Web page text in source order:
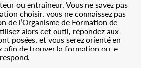
ou entraîneur. Vous ne savez pas
choisir, vous ne connaissez pas
de l’Organisme de Formation de
alors cet outil, répondez aux
posées, et vous serez orienté en
afin de trouver la formation ou le